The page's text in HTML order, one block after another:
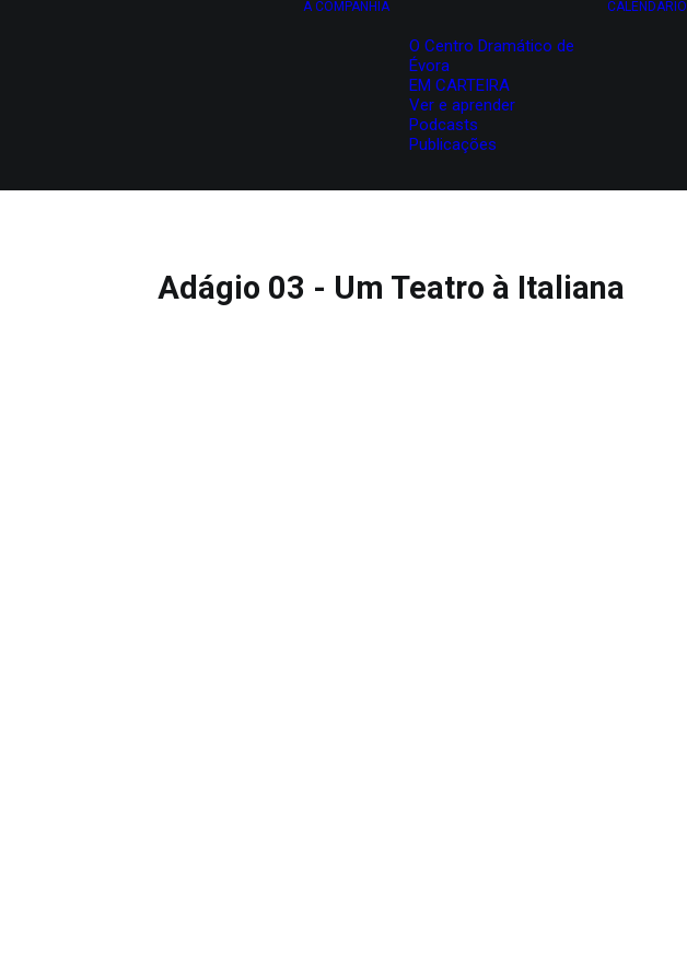
A COMPANHIA
O Centro Dramático de
Évora
EM CARTEIRA
Ver e aprender
Podcasts
Publicações
CALENDÁRIO
Adágio 03 - Um Teatro à Italiana